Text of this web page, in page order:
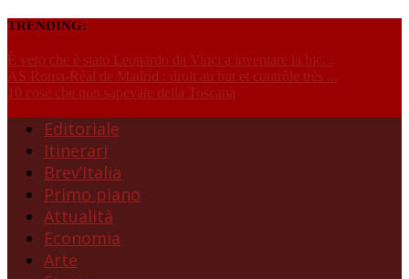
TRENDING:
È vero che è stato Leonardo da Vinci a inventare la bic...
AS Roma-Réal de Madrid : droit au but et contrôle très ...
10 cose che non sapevate della Toscana
Editoriale
Itinerari
Brev’Italia
Primo piano
Attualità
Economia
Arte